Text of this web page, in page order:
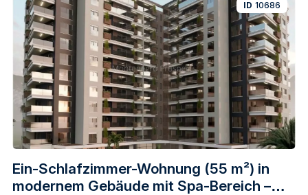
Ein-Schlafzimmer-Wohnung (55 m²) in
modernem Gebäude mit Spa-Bereich –
ID 10686